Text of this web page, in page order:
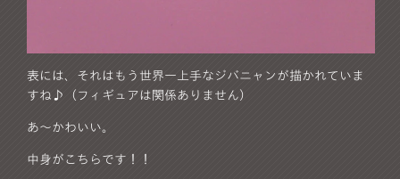
表には、それはもう世界一上手なジバニャンが描かれていま
すね♪（フィギュアは関係ありません）
あ～かわいい。
中身がこちらです！！